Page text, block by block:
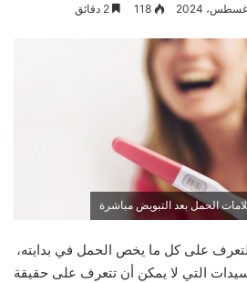
118
الحمل بعد التبويض مباشرة
على كل ما يخص الحمل في بدايته،
التي لا يمكن أن تتعرف على حقيقة